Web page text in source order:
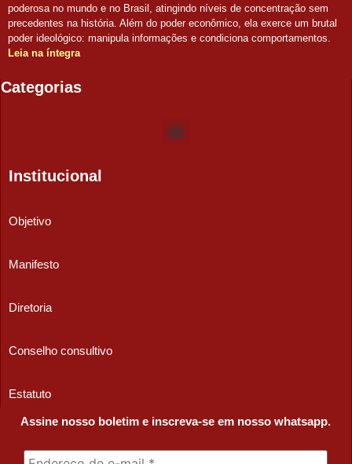
poderosa no mundo e no Brasil, atingindo níveis de concentração sem
precedentes na história. Além do poder econômico, ela exerce um brutal
poder ideológico: manipula informações e condiciona comportamentos.
Leia na íntegra
Categorias
Institucional
Objetivo
Manifesto
Diretoria
Conselho consultivo
Estatuto
Assine nosso boletim e inscreva-se em nosso whatsapp.